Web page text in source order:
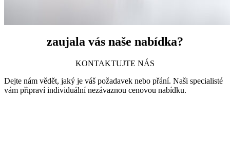
zaujala vás naše nabídka?
KONTAKTUJTE NÁS
Dejte nám vědět, jaký je váš požadavek nebo přání. Naši specialisté
vám připraví individuální nezávaznou cenovou nabídku.